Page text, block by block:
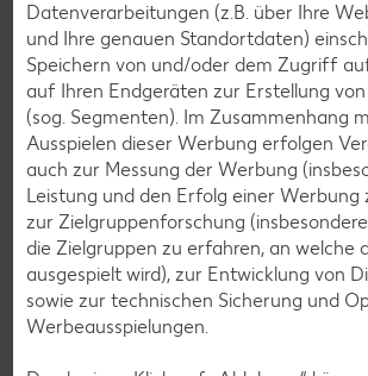
Deine Zufriedenheit ist für uns die
Kundenversprechen und die Services, die
siehst du hier auf einen Blick. Verpasse
Angebote und Aktionen mehr und lasse
Newsletter oder unsere Messenger-
topaktuell über Neuigkeiten informieren.
Datenverarbeitungen (z.B. über Ihre
und Ihre genauen Standortdaten)
Speichern von und/oder dem Zugriff
auf Ihren Endgeräten zur Erstellung
(sog. Segmenten). Im Zusammenhang
Ausspielen dieser Werbung erfolgen
auch zur Messung der Werbung
Leistung und den Erfolg einer Werbung
zur Zielgruppenforschung
die Zielgruppen zu erfahren, an welche
ausgespielt wird), zur Entwicklung von
sowie zur technischen Sicherung und
Werbeausspielungen.